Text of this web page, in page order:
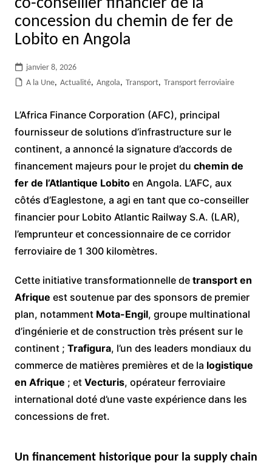
co-conseiller financier de la
concession du chemin de fer de
Lobito en Angola
janvier 8, 2026
A la Une, Actualité, Angola, Transport, Transport ferroviaire
L’Africa Finance Corporation (AFC), principal
fournisseur de solutions d’infrastructure sur le
continent, a annoncé la signature d’accords de
financement majeurs pour le projet du chemin de
fer de l’Atlantique Lobitoen Angola. L’AFC, aux
côtés d’Eaglestone, a agi en tant que co-conseiller
financier pour Lobito Atlantic Railway S.A. (LAR),
l’emprunteur et concessionnaire de ce corridor
ferroviaire de 1 300 kilomètres.
Cette initiative transformationnelle de transport en
Afrique est soutenue par des sponsors de premier
plan, notamment Mota-Engil, groupe multinational
d’ingénierie et de construction très présent sur le
continent ; Trafigura, l’un des leaders mondiaux du
commerce de matières premières et de la logistique
en Afrique ; et Vecturis, opérateur ferroviaire
international doté d’une vaste expérience dans les
concessions de fret.
Un financement historique pour la supply chain